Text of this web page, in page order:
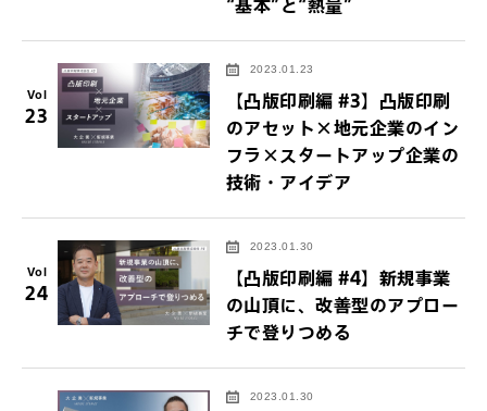
Vol
23
2023.01.23
【凸版印刷編 #3】凸版印刷
のアセット×地元企業のイン
フラ×スタートアップ企業の
技術・アイデア
Vol
24
2023.01.30
【凸版印刷編 #4】新規事業
の山頂に、改善型のアプロー
チで登りつめる
2023.01.30